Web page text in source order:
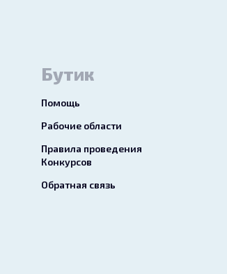
Бутик
Помощь
Рабочие области
Правила проведения
Конкурсов
Обратная связь